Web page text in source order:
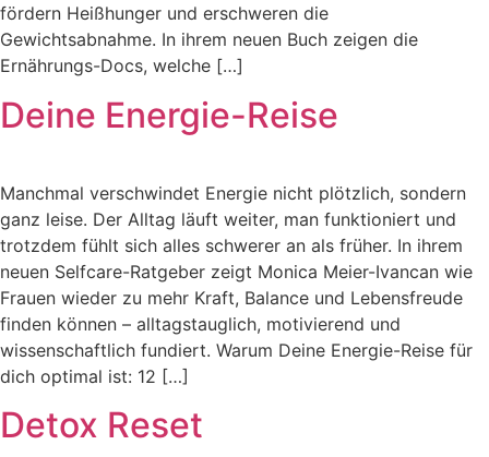
fördern Heißhunger und erschweren die
Gewichtsabnahme. In ihrem neuen Buch zeigen die
Ernährungs-Docs, welche […]
Deine Energie-Reise
Manchmal verschwindet Energie nicht plötzlich, sondern
ganz leise. Der Alltag läuft weiter, man funktioniert und
trotzdem fühlt sich alles schwerer an als früher. In ihrem
neuen Selfcare-Ratgeber zeigt Monica Meier-Ivancan wie
Frauen wieder zu mehr Kraft, Balance und Lebensfreude
finden können – alltagstauglich, motivierend und
wissenschaftlich fundiert. Warum Deine Energie-Reise für
dich optimal ist: 12 […]
Detox Reset